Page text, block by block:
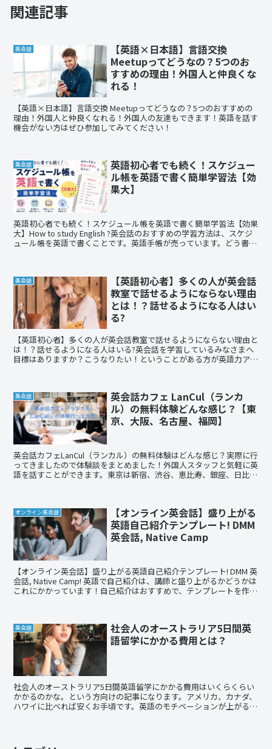
関連記事
英会話
【英語×日本語】言語交換
Meetupってどうなの？5つのお
すすめの理由！外国人と仲良くな
れる！
【英語×日本語】言語交換 Meetupってどうなの？5つのおすすめの
理由！外国人と仲良くなれる！外国人の友達もできます！英語を話す
機会がない方はぜひ参加してみてください！
英会話
英語初心者でも続く！スケジュー
ル帳を英語で書く簡単学習法【効
果大】
英語初心者でも続く！スケジュール帳を英語で書く簡単学習法【効果
大】How to study English ?英会話のおすすめの学習方法は、スケジ
ュール帳を英語で書くことです。英語手帳が売っています。どう書い
英会話
【英語初心者】多くの人が英会話
教室で話せるようにならない理由
とは！？話せるようになる人はい
る?
【英語初心者】多くの人が英会話教室で話せるようにならない理由と
は！？話せるようになる人はいる?英会話を学習しているみなさまへ
目標はありますか？こうなりたい！ということがある方が英語力アッ
英会話
英会話カフェ LanCul（ランカ
ル）の無料体験どんな感じ？【東
京、大阪、名古屋、福岡】
英会話カフェLanCul（ランカル）の無料体験はどんな感じ？実際に行
ってきましたので体験談をまとめました！外国人スタッフと気軽に英
語を話すことができます。東京は新宿、渋谷、恵比寿、銀座、日比
オンライン英会話
【オンライン英会話】盛り上がる
英語自己紹介テンプレート! DMM
英会話, Native Camp
【オンライン英会話】盛り上がる英語自己紹介テンプレート! DMM 英
会話, Native Camp! 英語で自己紹介は、講師と盛り上がるかどうかは
これにかかっています！自己紹介はおすすめで、テンプレートを作る
英会話
社会人のオーストラリア5日間英
語留学にかかる費用とは？
社会人のオーストラリア5日間英語留学にかかる費用はいくらくらい
かかるのかな。という方向けの記事になります。アメリカ、カナダ、
ハワイに比べれば安くお手頃です。英語のモチベーションが上がるの